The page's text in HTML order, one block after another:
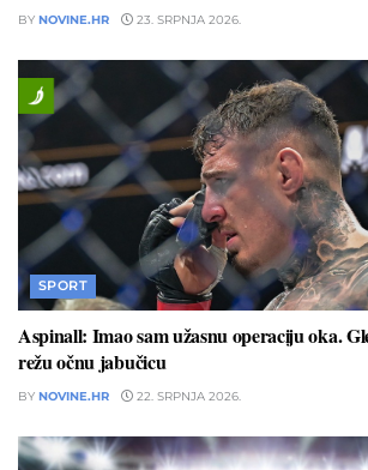
BY NOVINE.HR 23. SRPNJA 2026.
SPORT
Aspinall: Imao sam užasnu operaciju oka.
režu očnu jabučicu
BY NOVINE.HR 22. SRPNJA 2026.